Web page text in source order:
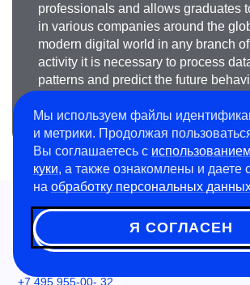
professionals and allows graduates
in various companies around the
modern digital world in any branch
activity it is necessary to process
patterns and predict the future
Пресс-служба
press@edu.misis.ru
+7 495 955-00- 32
Мы используем файлы
и метрики. Продолжая
Вы соглашаетесь с
куки, а также ознакомлены и даете
на обработку персональных
Я СОГЛАСЕН